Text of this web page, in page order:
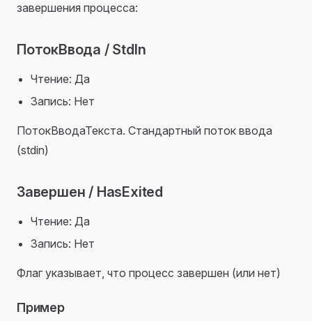
завершения процесса:
ПотокВвода / StdIn
Чтение: Да
Запись: Нет
ПотокВводаТекста. Стандартный поток ввода
(stdin)
Завершен / HasExited
Чтение: Да
Запись: Нет
Флаг указывает, что процесс завершен (или нет)
Пример